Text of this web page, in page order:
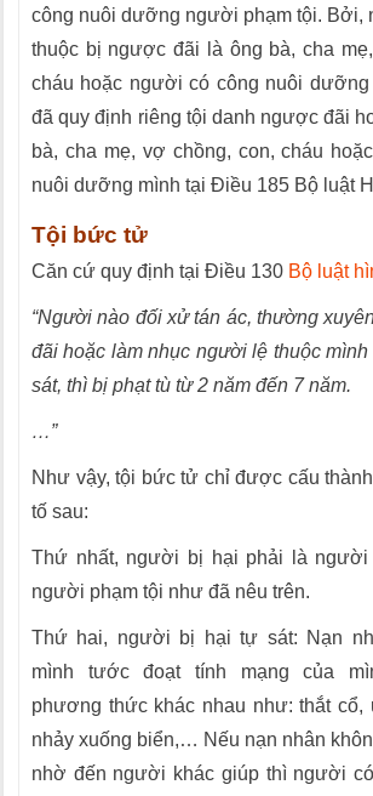
công nuôi dưỡng người phạm tội. Bởi,
thuộc bị ngược đãi là ông bà, cha
cháu hoặc người có công nuôi dưỡng
đã quy định riêng tội danh ngược đãi
bà, cha mẹ, vợ chồng, con, cháu
nuôi dưỡng mình tại Điều 185 Bộ luật
Tội bức tử
Căn cứ quy định tại Điều 130 Bộ luật
“Người nào đối xử tán ác, thường
đãi hoặc làm nhục người lệ thuộc
sát, thì bị phạt tù từ 2 năm đến 7 năm.
…”
Như vậy, tội bức tử chỉ được cấu
tố sau:
Thứ nhất, người bị hại phải là người
người phạm tội như đã nêu trên.
Thứ hai, người bị hại tự sát: Nạn
mình tước đoạt tính mạng của
phương thức khác nhau như: thắt cổ,
nhảy xuống biển,… Nếu nạn nhân
nhờ đến người khác giúp thì người